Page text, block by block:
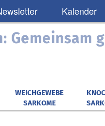
Kalender
Gemeinsam
WEICHGEWEBE
SARKOME